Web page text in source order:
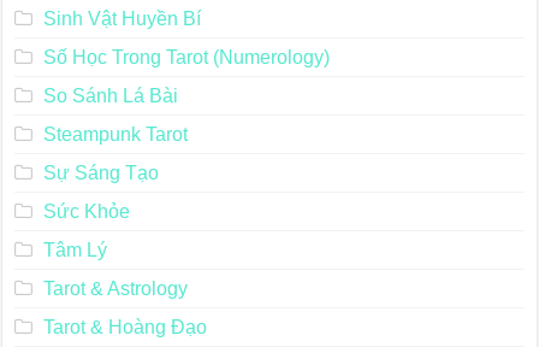
Sinh Vật Huyền Bí
Số Học Trong Tarot (Numerology)
So Sánh Lá Bài
Steampunk Tarot
Sự Sáng Tạo
Sức Khỏe
Tâm Lý
Tarot & Astrology
Tarot & Hoàng Đạo